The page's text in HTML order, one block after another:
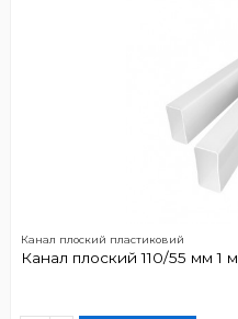
Канал плоский пластиковий
Канал плоский 110/55 мм 1 м